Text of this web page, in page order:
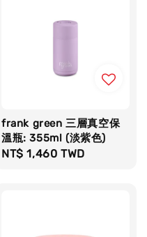
frank green 三層真空保
溫瓶: 355ml (淡紫色)
Regular
NT$ 1,460 TWD